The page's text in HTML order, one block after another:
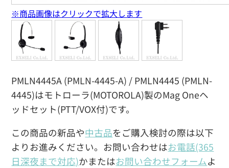
PMLN4445A (PMLN-4445-A) / PMLN4445 (PMLN-
4445)はモトローラ(MOTOROLA)製のMag Oneヘ
ッドセット(PTT/VOX付)です。
この商品の新品や中古品をご購入検討の際は以下
よりお進みください。お問い合わせはお電話(365
日深夜まで対応)かまたはお問い合わせフォームよ
※商品画像はクリックで拡大します